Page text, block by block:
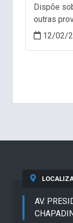
Dispõe
outras
12/02/
AV.